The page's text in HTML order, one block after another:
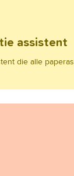
assistent
die alle